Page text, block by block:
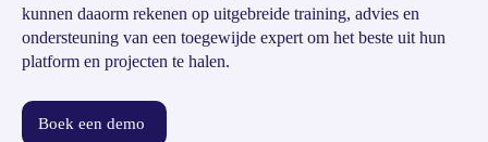
kunnen daaorm rekenen op uitgebreide training, advies en
ondersteuning van een toegewijde expert om het beste uit hun
platform en projecten te halen.
Boek een demo